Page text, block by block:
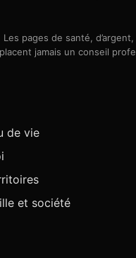
pages de santé,
jamais un conseil
de vie
et société